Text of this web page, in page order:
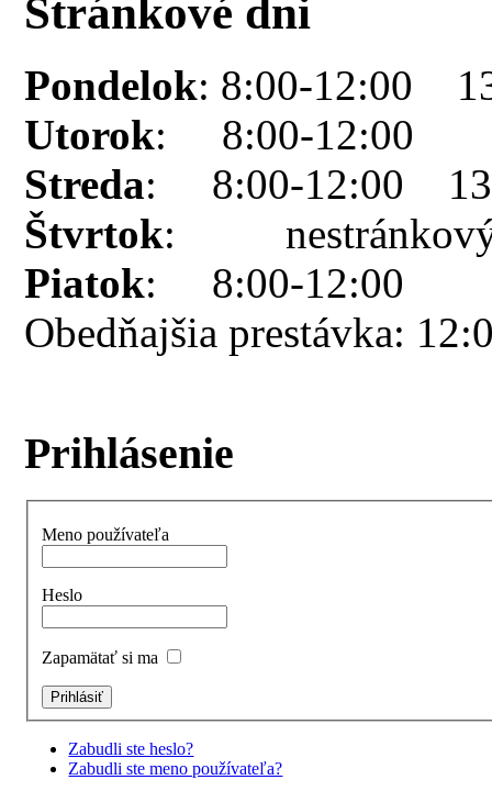
Stránkové dni
Pondelok: 8:00-12:00
Utorok: 8:00-12:00
Streda: 8:00-12:00
Štvrtok: nestránkový
Piatok: 8:00-12:00
Obedňajšia prestávka:
Prihlásenie
Meno používateľa
Heslo
Zapamätať si ma
Zabudli ste heslo?
Zabudli ste meno používateľa?